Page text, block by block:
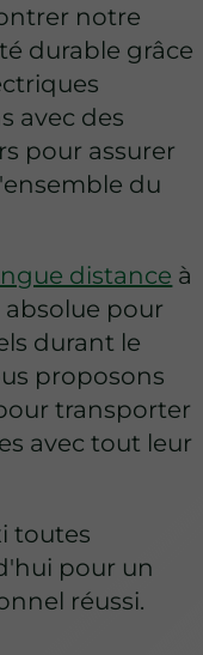
notre
durable grâce
avec des
pour assurer
du
distance à
pour
durant le
proposons
transporter
avec tout leur
toutes
pour un
réussi.